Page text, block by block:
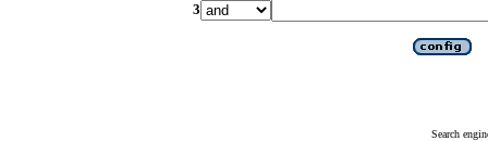
3
Search